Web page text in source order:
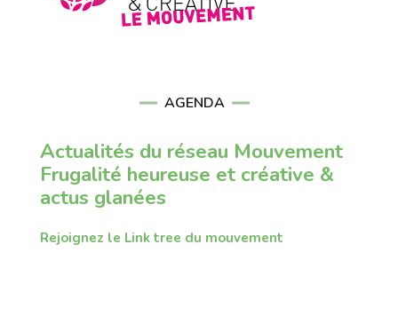
AGENDA
Actualités du réseau Mouvement
Frugalité heureuse et créative &
actus glanées
Rejoignez le Link tree du mouvement